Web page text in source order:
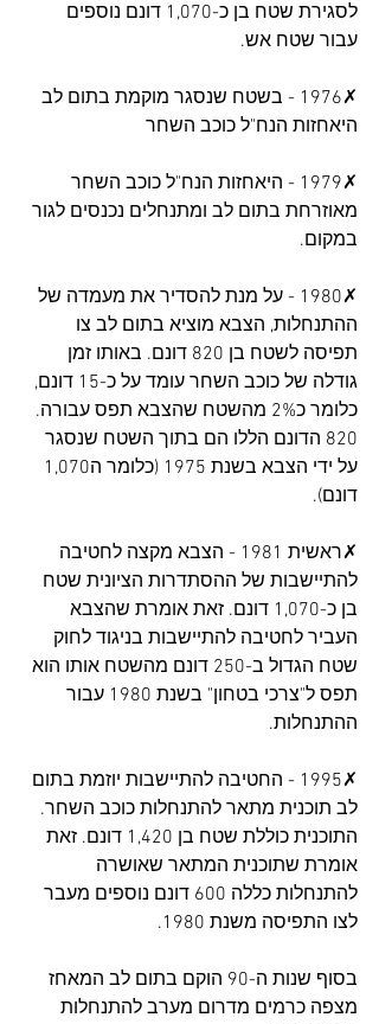
לסגירת שטח בן כ-1,070 דונם נוספים
עבור שטח אש.
✗1976 - בשטח שנסגר מוקמת בתום לב
היאחזות הנח"ל כוכב השחר
✗1979 - היאחזות הנח"ל כוכב השחר
מאוזרחת בתום לב ומתנחלים נכנסים לגור
במקום.
✗1980 - על מנת להסדיר את מעמדה של
ההתנחלות, הצבא מוציא בתום לב צו
תפיסה לשטח בן 820 דונם. באותו זמן
גודלה של כוכב השחר עומד על כ-15 דונם,
כלומר כ2% מהשטח שהצבא תפס עבורה.
820 הדונם הללו הם בתוך השטח שנסגר
דונם).
✗ראשית 1981 - הצבא מקצה לחטיבה
להתיישבות של ההסתדרות הציונית שטח
בן כ-1,070 דונם. זאת אומרת שהצבא
העביר לחטיבה להתיישבות בניגוד לחוק
שטח הגדול ב-250 דונם מהשטח אותו הוא
תפס ל"צרכי בטחון" בשנת 1980 עבור
ההתנחלות.
✗1995 - החטיבה להתיישבות יוזמת בתום
לב תוכנית מתאר להתנחלות כוכב השחר.
התוכנית כוללת שטח בן 1,420 דונם. זאת
אומרת שתוכנית המתאר שאושרה
להתנחלות כללה 600 דונם נוספים מעבר
לצו התפיסה משנת 1980.
בסוף שנות ה-90 הוקם בתום לב המאחז
מצפה כרמים מדרום מערב להתנחלות